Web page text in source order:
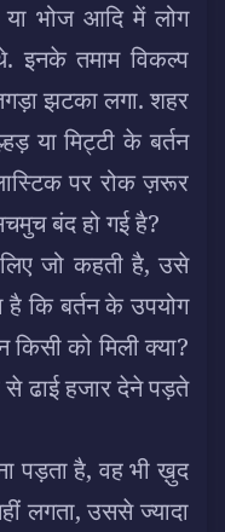
या भोज आदि में लोग
इनके तमाम विकल्प
झटका लगा. शहर
या मिट्टी के बर्तन
पर रोक ज़रूर
बंद हो गई है?
जो कहती है, उसे
है कि बर्तन के उपयोग
किसी को मिली क्या?
से ढाई हजार देने पड़ते
पड़ता है, वह भी ख़ुद
लगता, उससे ज्यादा